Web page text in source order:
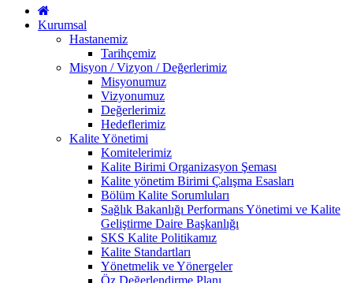
Kurumsal
Hastanemiz
Tarihçemiz
Misyon / Vizyon / Değerlerimiz
Misyonumuz
Vizyonumuz
Değerlerimiz
Hedeflerimiz
Kalite Yönetimi
Komitelerimiz
Kalite Birimi Organizasyon Şeması
Kalite yönetim Birimi Çalışma Esasları
Bölüm Kalite Sorumluları
Sağlık Bakanlığı Performans Yönetimi ve Kalite
Geliştirme Daire Başkanlığı
SKS Kalite Politikamız
Kalite Standartları
Yönetmelik ve Yönergeler
Öz Değerlendirme Planı